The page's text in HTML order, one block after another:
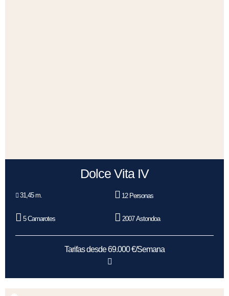
Dolce Vita IV
31,45 m. 12 Personas
5 Camarotes 2007 Astondoa
Tarifas desde 69.000 €/Semana